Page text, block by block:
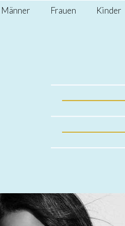
Männer Frauen Kinder